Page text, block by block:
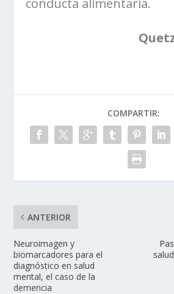
COMPARTIR:
ANTERIOR
Neuroimagen y
biomarcadores para el
diagnóstico en salud
mental, el caso de la
demencia